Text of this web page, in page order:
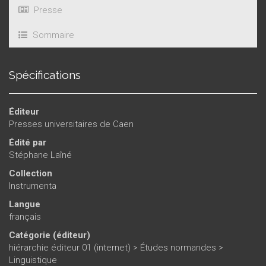
Presse
Sommaire
Spécifications
Éditeur
Presses universitaires de Caen
Édité par
Stéphane Laîné
Collection
Instrumenta
Langue
français
Catégorie (éditeur)
hiérarchie éditeur 01 (internet) > Études normandes >
Linguistique